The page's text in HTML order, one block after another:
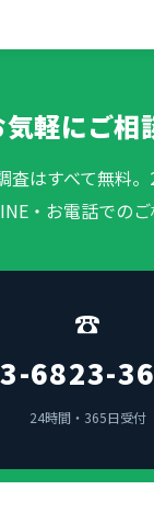
気軽にご相
査はすべて無料
・お電話でのご
☎
6823-
24時間・365日受付